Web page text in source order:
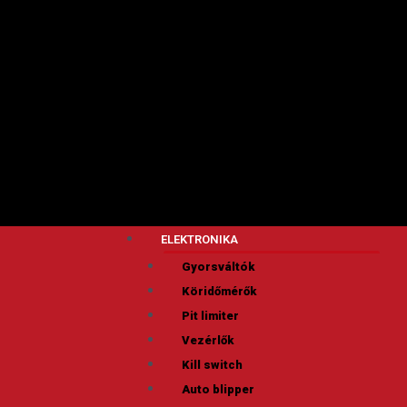
ELEKTRONIKA
Gyorsváltók
Köridőmérők
Pit limiter
Vezérlők
Kill switch
Auto blipper